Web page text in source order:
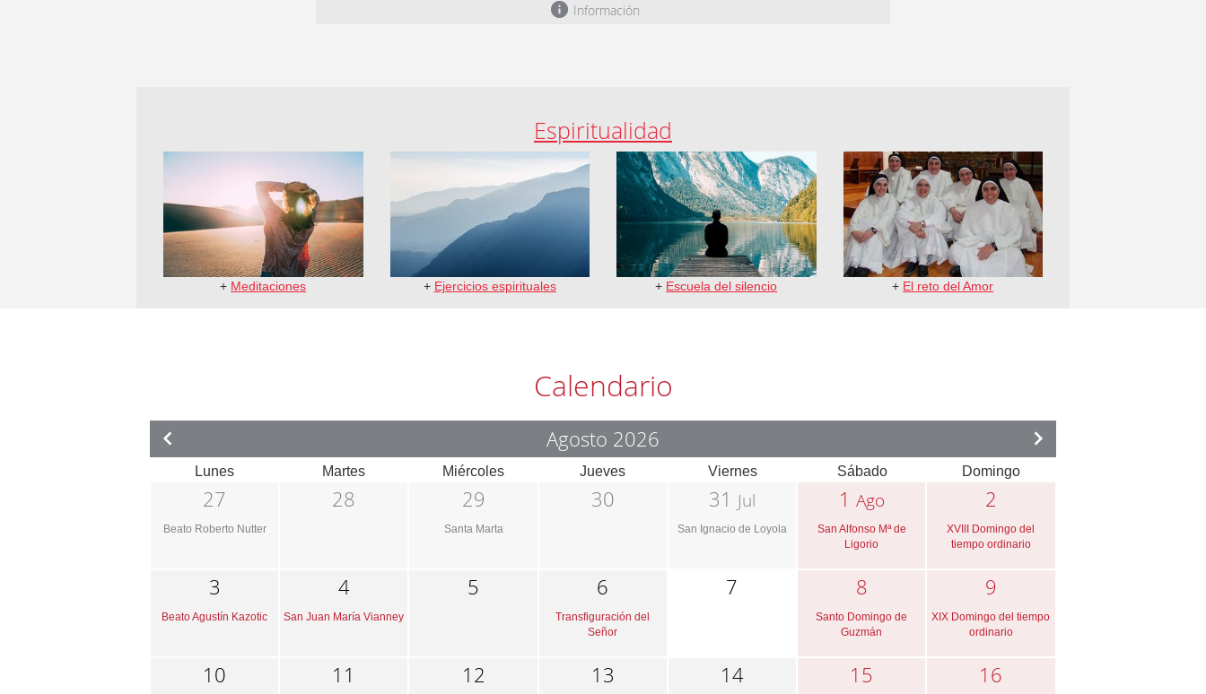
Información
Espiritualidad
+ Meditaciones + Ejercicios espirituales + Escuela del silencio + El reto del Amor
Calendario
Agosto 2026
Lunes Martes Miércoles Jueves Viernes Sábado Domingo
27
Beato Roberto Nutter
28 29
Santa Marta
30 31 Jul
San Ignacio de Loyola
1 Ago
San Alfonso Mª de
Ligorio
2
XVIII Domingo del
tiempo ordinario
3
Beato Agustín Kazotic
4
San Juan María Vianney
5 6
Transfiguración del
Señor
7 8
Santo Domingo de
Guzmán
9
XIX Domingo del tiempo
ordinario
10 11 12 13 14 15 16